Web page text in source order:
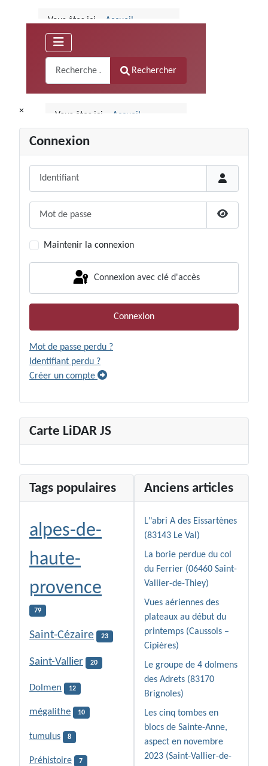
×
Connexion
Afficher le
Maintenir la connexion
Connexion avec clé d'accès
Connexion
Mot de passe perdu ?
Identifiant perdu ?
Créer un compte
Carte LiDAR JS
Tags populaires
alpes-de-
haute-
provence
79
Saint-Cézaire 23
Saint-Vallier 20
Dolmen 12
mégalithe 10
tumulus 8
Préhistoire 7
Anciens articles
L"abri A des Eissartènes
(83143 Le Val)
La borie perdue du col
du Ferrier (06460 Saint-
Vallier-de-Thiey)
Vues aériennes des
plateaux au début du
printemps (Caussols –
Cipières)
Le groupe de 4 dolmens
des Adrets (83170
Brignoles)
Les cinq tombes en
blocs de Sainte-Anne,
aspect en novembre
2023 (Saint-Vallier-de-